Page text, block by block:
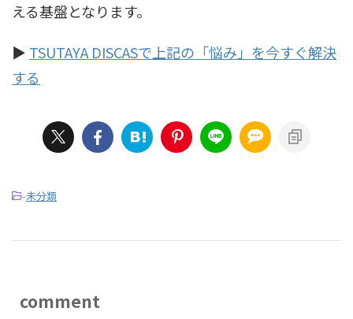
える基盤となります。
▶︎ TSUTAYA DISCASで上記の「悩み」を今すぐ解決
する
-未分類
comment